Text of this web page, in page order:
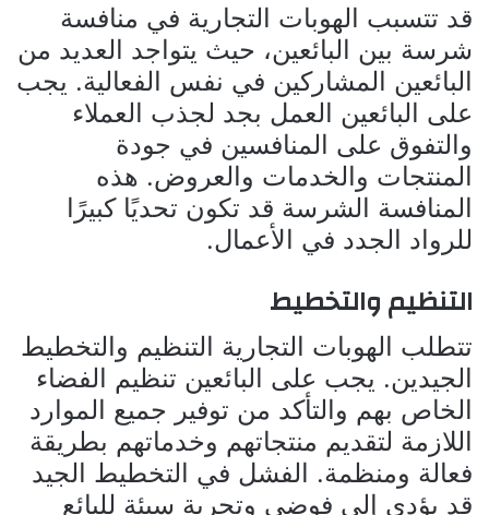
قد تتسبب الهوبات التجارية في منافسة
شرسة بين البائعين، حيث يتواجد العديد من
البائعين المشاركين في نفس الفعالية. يجب
على البائعين العمل بجد لجذب العملاء
والتفوق على المنافسين في جودة
المنتجات والخدمات والعروض. هذه
المنافسة الشرسة قد تكون تحديًا كبيرًا
للرواد الجدد في الأعمال.
التنظيم والتخطيط
تتطلب الهوبات التجارية التنظيم والتخطيط
الجيدين. يجب على البائعين تنظيم الفضاء
الخاص بهم والتأكد من توفير جميع الموارد
اللازمة لتقديم منتجاتهم وخدماتهم بطريقة
فعالة ومنظمة. الفشل في التخطيط الجيد
قد يؤدي إلى فوضى وتجربة سيئة للبائع